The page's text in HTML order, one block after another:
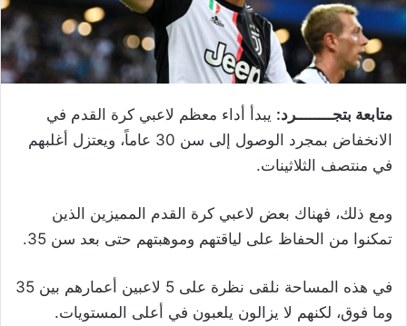
متابعة بتجــــــــرد: يبدأ أداء معظم لاعبي كرة القدم في
الانخفاض بمجرد الوصول إلى سن 30 عاماً، ويعتزل أغلبهم
في منتصف الثلاثينات.
ومع ذلك، فهناك بعض لاعبي كرة القدم المميزين الذين
تمكنوا من الحفاظ على لياقتهم وموهبتهم حتى بعد سن 35.
في هذه المساحة نلقى نظرة على 5 لاعبين أعمارهم بين 35
وما فوق، لكنهم لا يزالون يلعبون في أعلى المستويات.